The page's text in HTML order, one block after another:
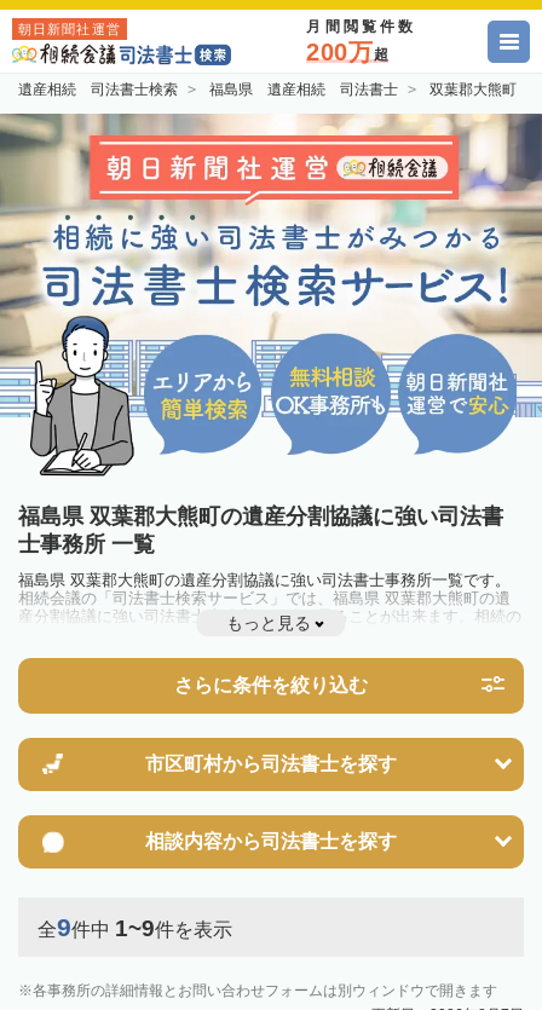
朝日新聞社運営 月間閲覧件数
200万超
遺産相続 司法書士検索 福島県 遺産相続 司法書士 双葉郡大熊町
福島県 双葉郡大熊町の遺産分割協議に強い司法書
士事務所 一覧
福島県 双葉郡大熊町の遺産分割協議に強い司法書士事務所一覧です。
相続会議の「司法書士検索サービス」では、福島県 双葉郡大熊町の遺
産分割協議に強い司法書士事務所を一覧で見ることが出来ます。相続の
トラブルやお悩みを抱えている方は一度近隣の司法書士に相談してみま
もっと見る
さらに条件を絞り込む
市区町村から司法書士を探す
相談内容から司法書士を探す
全9件中 1~9件を表示
各事務所の詳細情報とお問い合わせフォームは別ウィンドウで開きます